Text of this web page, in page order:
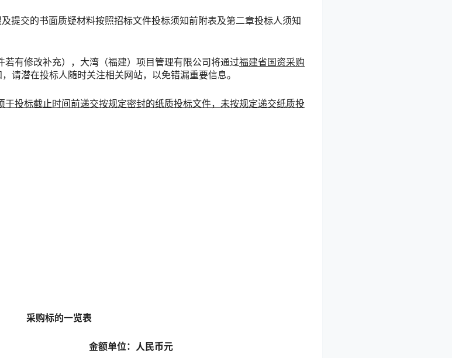
提交的书面质疑材料按照招标文件投标须知前附表及第二章投标人须知
有修改补充），大湾（福建）项目管理有限公司将通过福建省国资采购
请潜在投标人随时关注相关网站，以免错漏重要信息。
于投标截止时间前递交按规定密封的纸质投标文件，未按规定递交纸质投
采购标的一览表
金额单位：人民币元